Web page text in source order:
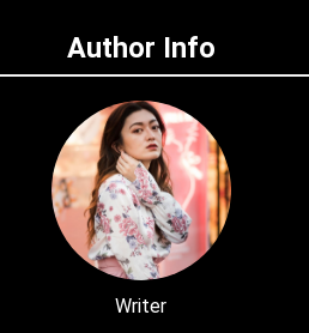
Author Info
Writer